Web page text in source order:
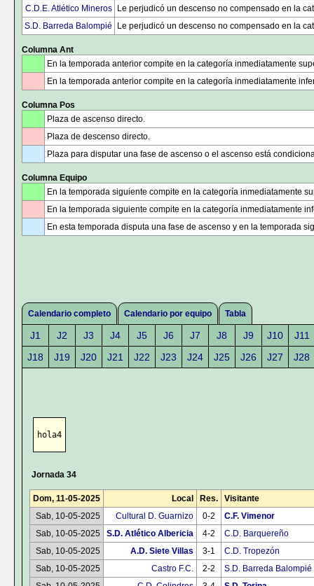
C.D.E. Atlético Mineros
Le perjudicó un descenso no compensado en la
S.D. Barreda Balompié
Le perjudicó un descenso no compensado en la
Columna Ant
En la temporada anterior compite en la categoría inmediatamente
En la temporada anterior compite en la categoría inmediatamente
Columna Pos
Plaza de ascenso directo.
Plaza de descenso directo.
Plaza para disputar una fase de ascenso o el ascenso está
Columna Equipo
En la temporada siguiente compite en la categoría inmediatamente
En la temporada siguiente compite en la categoría inmediatamente
En esta temporada disputa una fase de ascenso y en la temporada
Calendario completo Calendario por equipo Tabla
J1 J2 J3 J4 J5 J6 J7 J8 J9 J10
J11
J18
J19 J20 J21 J22 J23 J24 J25 J26 J27 J28
hola4
Jornada 34
Dom, 11-05-2025 Local Res.
Visitante
Sab, 10-05-2025
Cultural D. Guarnizo 0-2
C.F. Vimenor
Sab, 10-05-2025
S.D. Atlético Albericia 4-2
C.D. Barquereño
Sab, 10-05-2025
A.D. Siete Villas 3-1
C.D. Tropezón
Sab, 10-05-2025
Castro F.C. 2-2
S.D. Barreda Balompié